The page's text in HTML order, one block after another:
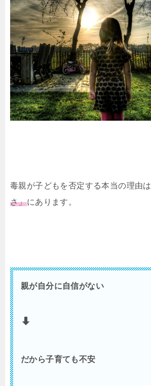
毒親が子どもを否定する本当の理由は
さ」にあります。
親が自分に自信がない
だから子育ても不安